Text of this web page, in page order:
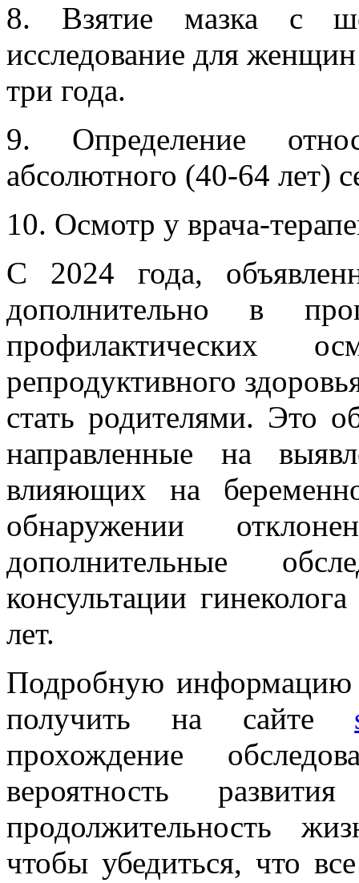
8. Взятие мазка с
исследование для женщин
три года.
9. Определение
абсолютного (40-64 лет)
10. Осмотр у врача-
С 2024 года,
дополнительно в
профилактических
репродуктивного
стать родителями. Это
направленные на
влияющих на
обнаружении
дополнительные
консультации
лет.
Подробную информацию
получить на сайте
прохождение
вероятность
продолжительность
чтобы убедиться, что